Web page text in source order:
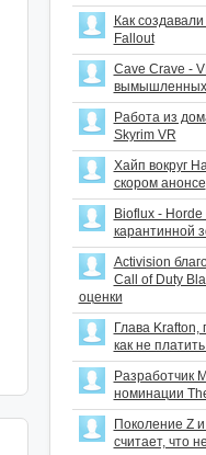
Как
Fallout
Cave Crave -
Работа из
Skyrim VR
Хайп вокруг
скором анонсе
Bioflux - Horde
карантинной
Activision
Call of Duty
оценки
Глава
как не
Разработчик
номинации
Поколение Z
считает, что